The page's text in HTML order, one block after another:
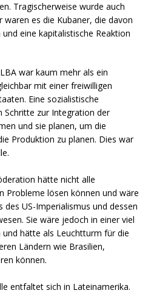
Tragischerweise wurde auch
waren es die Kubaner, die davon
eine kapitalistische Reaktion
war kaum mehr als ein
mit einer freiwilligen
Eine sozialistische
Schritte zur Integration der
und sie planen, um die
Produktion zu planen. Dies war
hätte nicht alle
Probleme lösen können und wäre
US-Imperialismus und dessen
Sie wäre jedoch in einer viel
hätte als Leuchtturm für die
Ländern wie Brasilien,
können.
entfaltet sich in Lateinamerika.